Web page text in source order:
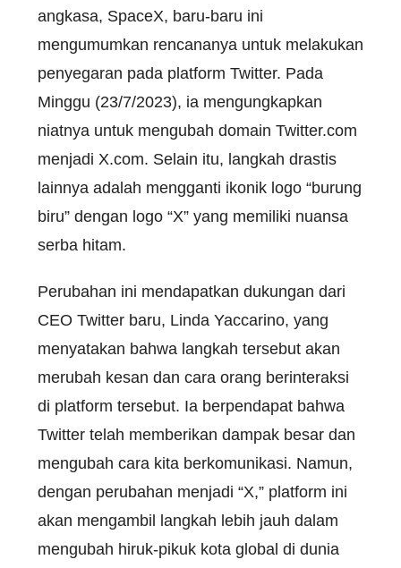
angkasa, SpaceX, baru-baru ini
mengumumkan rencananya untuk melakukan
penyegaran pada platform Twitter. Pada
Minggu (23/7/2023), ia mengungkapkan
niatnya untuk mengubah domain Twitter.com
menjadi X.com. Selain itu, langkah drastis
lainnya adalah mengganti ikonik logo “burung
biru” dengan logo “X” yang memiliki nuansa
serba hitam.
Perubahan ini mendapatkan dukungan dari
CEO Twitter baru, Linda Yaccarino, yang
menyatakan bahwa langkah tersebut akan
merubah kesan dan cara orang berinteraksi
di platform tersebut. Ia berpendapat bahwa
Twitter telah memberikan dampak besar dan
mengubah cara kita berkomunikasi. Namun,
dengan perubahan menjadi “X,” platform ini
akan mengambil langkah lebih jauh dalam
mengubah hiruk-pikuk kota global di dunia